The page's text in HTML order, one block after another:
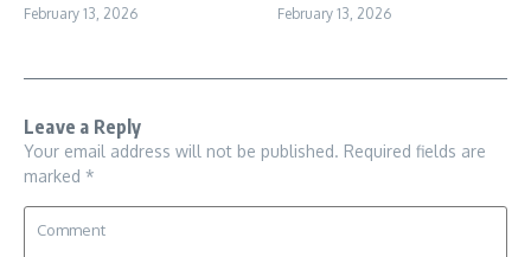
February 13, 2026 February 13, 2026
Leave a Reply
Your email address will not be published. Required fields are
marked *